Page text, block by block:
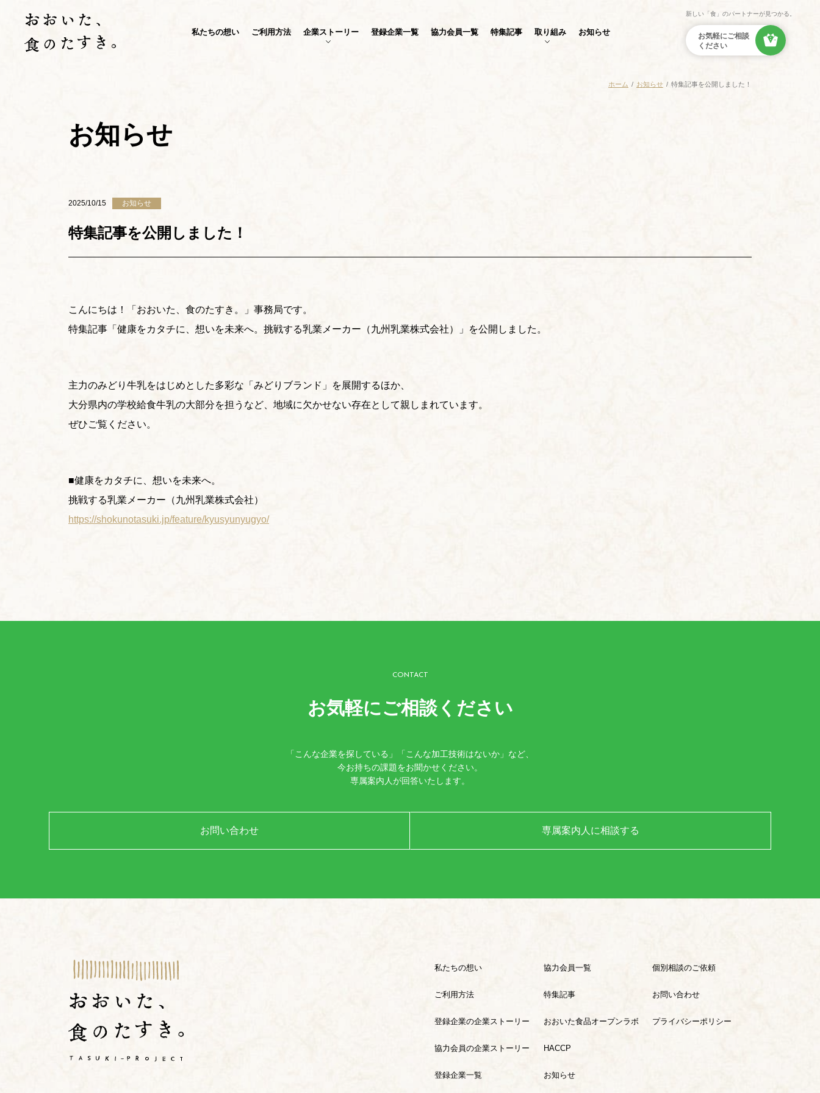
私たちの想い ご利用方法 企業ストーリー 登録企業一覧 協力会員一覧 特集記事 取り組み お知らせ
新しい「食」のパートナーが見つかる。
ホーム お知らせ 特集記事を公開しました！
お知らせ
2025/10/15 お知らせ
特集記事を公開しました！
こんにちは！「おおいた、食のたすき。」事務局です。
特集記事「健康をカタチに、想いを未来へ。挑戦する乳業メーカー（九州乳業株式会社）」を公開しました。
主力のみどり牛乳をはじめとした多彩な「みどりブランド」を展開するほか、
大分県内の学校給食牛乳の大部分を担うなど、地域に欠かせない存在として親しまれています。
ぜひご覧ください。
■健康をカタチに、想いを未来へ。
挑戦する乳業メーカー（九州乳業株式会社）
https://shokunotasuki.jp/feature/kyusyunyugyo/
CONTACT
お気軽にご相談ください
「こんな企業を探している」「こんな加工技術はないか」など、
今お持ちの課題をお聞かせください。
専属案内人が回答いたします。
お問い合わせ 専属案内人に相談する
私たちの想い
ご利用方法
登録企業の企業ストーリー
協力会員の企業ストーリー
登録企業一覧
協力会員一覧
特集記事
おおいた食品オープンラボ
HACCP
お知らせ
個別相談のご依頼
お問い合わせ
プライバシーポリシー